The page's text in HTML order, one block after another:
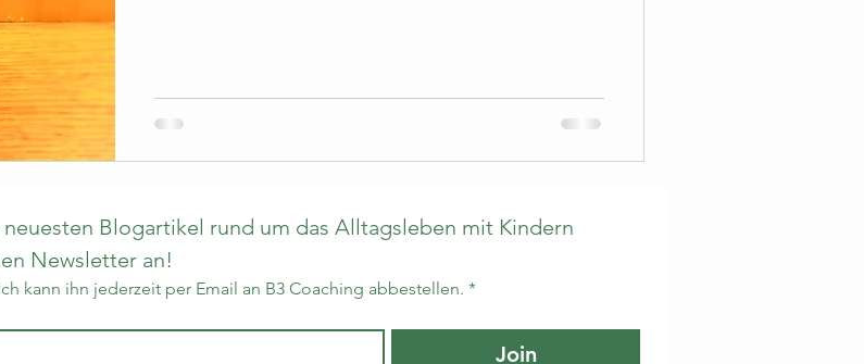
Blogartikel rund um das Alltagsleben mit Kindern
Newsletter an!
kann ihn jederzeit per Email an B3 Coaching abbestellen. *
Join